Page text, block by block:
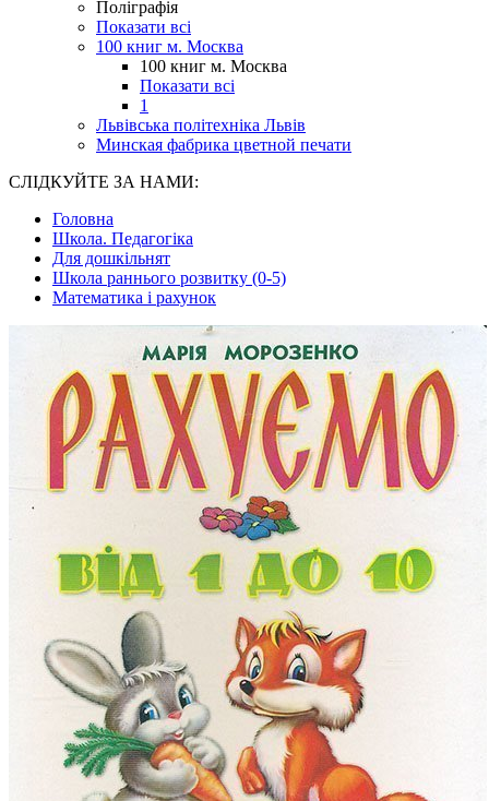
Поліграфія
Показати всі
100 книг м. Москва
100 книг м. Москва
Показати всі
1
Львівська політехніка Львів
Минская фабрика цветной печати
СЛІДКУЙТЕ ЗА НАМИ:
Головна
Школа. Педагогіка
Для дошкільнят
Школа раннього розвитку (0-5)
Математика і рахунок